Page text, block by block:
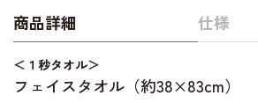
商品詳細 仕様
＜１秒タオル＞
フェイスタオル（約38×83cm）